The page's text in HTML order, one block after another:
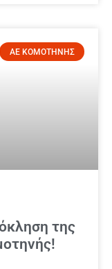
ΑΕ ΚΟΜΟΤΗΝΗΣ
της